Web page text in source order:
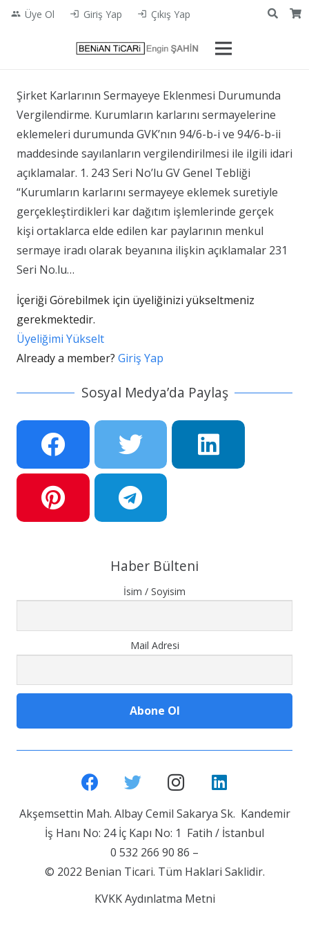
people Üye Ol login Giriş Yap login Çıkış Yap
Şirket Karlarının Sermayeye Eklenmesi Durumunda
Vergilendirme. Kurumların karlarını sermayelerine
eklemeleri durumunda GVK’nın 94/6-b-i ve 94/6-b-ii
maddesinde sayılanların vergilendirilmesi ile ilgili idari
açıklamalar. 1. 243 Seri No’lu GV Genel Tebliği
“Kurumların karlarını sermayeye eklemek suretiyle
gerçekleştirdikleri kar dağıtım işlemlerinde gerçek
kişi ortaklarca elde edilen kar paylarının menkul
sermaye iradı olarak beyanına ilişkin açıklamalar 231
Seri No.lu…
İçeriği Görebilmek için üyeliğinizi yükseltmeniz
gerekmektedir.
Üyeliğimi Yükselt
Already a member? Giriş Yap
Sosyal Medya’da Paylaş
Haber Bülteni
İsim / Soyisim
Mail Adresi
Akşemsettin Mah. Albay Cemil Sakarya Sk. Kandemir
İş Hanı No: 24 İç Kapı No: 1 Fatih / İstanbul
0 532 266 90 86 –
© 2022 Benian Ticari. Tüm Haklari Saklidir.
KVKK Aydınlatma Metni